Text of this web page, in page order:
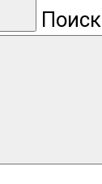
Поиск